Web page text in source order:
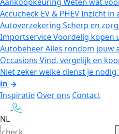
Accucheck EV & PHEVInzicht in
Autoverzekering Scherp en
ImportserviceVoordelig kopen
AutobeheerAlles rondom jouw
Occasions Vind, vergelijk en
Niet zeker welke dienst je nodig
in
Inspiratie Over ons Contact
NL